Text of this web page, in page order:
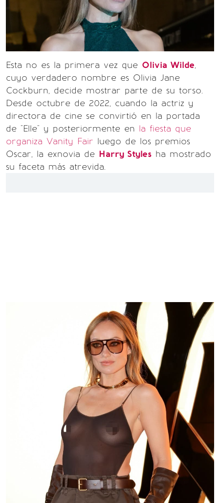
Esta no es la primera vez que Olivia Wilde,
cuyo verdadero nombre es Olivia Jane
Cockburn, decide mostrar parte de su torso.
Desde octubre de 2022, cuando la actriz y
directora de cine se convirtió en la portada
de "Elle" y posteriormente en la fiesta que
organiza Vanity Fair luego de los premios
Oscar, la exnovia de Harry Styles ha mostrado
su faceta más atrevida.